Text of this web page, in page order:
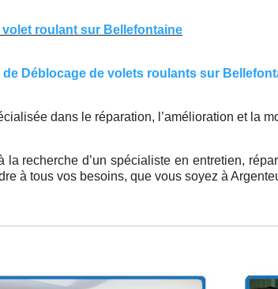
roulant sur Bellefontaine
de Déblocage de volets roulants sur
dans le réparation, l’amélioration et la
la recherche d’un spécialiste en entretien,
à tous vos besoins, que vous soyez à